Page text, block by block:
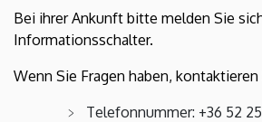
Bei ihrer Ankunft bitte melden Sie
Informationsschalter.
Wenn Sie Fragen haben,
Telefonnummer: +36 52